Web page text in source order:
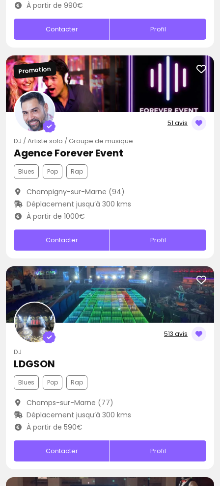
À partir de 990€
Contacter Profil
51 avis
Promotion
DJ / Artiste solo / Groupe de musique
Agence Forever Event
Blues Pop Rap
Champigny-sur-Marne (94)
Déplacement jusqu’à 300 kms
À partir de 1000€
Contacter Profil
513 avis
DJ
LDGSON
Blues Pop Rap
Champs-sur-Marne (77)
Déplacement jusqu’à 300 kms
À partir de 590€
Contacter Profil